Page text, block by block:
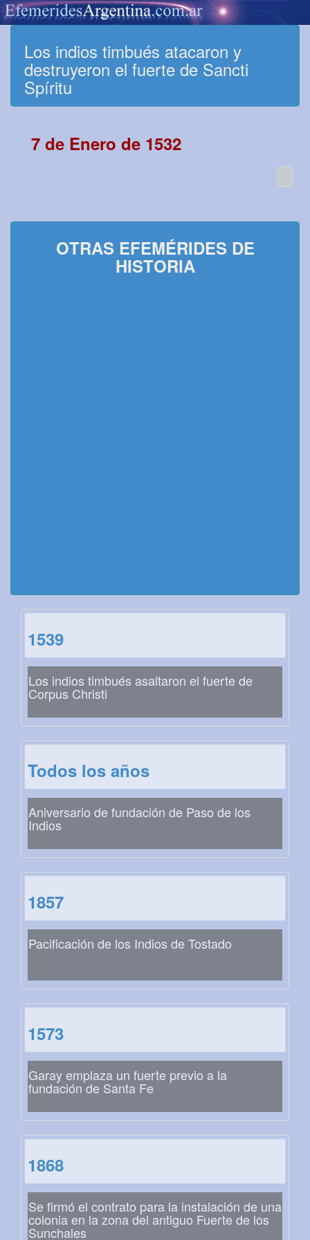
Los indios timbués atacaron y
destruyeron el fuerte de Sancti
Spíritu
7 de Enero de 1532
OTRAS EFEMÉRIDES DE
HISTORIA
1539
Los indios timbués asaltaron el fuerte de
Corpus Christi
Todos los años
Aniversario de fundación de Paso de los
Indios
1857
Pacificación de los Indios de Tostado
1573
Garay emplaza un fuerte previo a la
fundación de Santa Fe
1868
Se firmó el contrato para la instalación de una
colonia en la zona del antiguo Fuerte de los
Sunchales